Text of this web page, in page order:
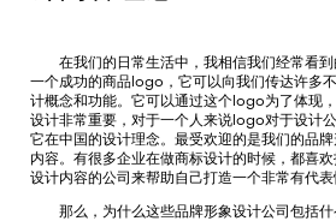
在我们的日常生活中，我相信我们经常看到
一个成功的商品logo，它可以向我们传达许多
计概念和功能。它可以通过这个logo为了体现
设计非常重要，对于一个人来说logo对于设计
它在中国的设计理念。最受欢迎的是我们的品
内容。有很多企业在做商标设计的时候，都喜
设计内容的公司来帮助自己打造一个非常有代
那么，为什么这些品牌形象设计公司包括什